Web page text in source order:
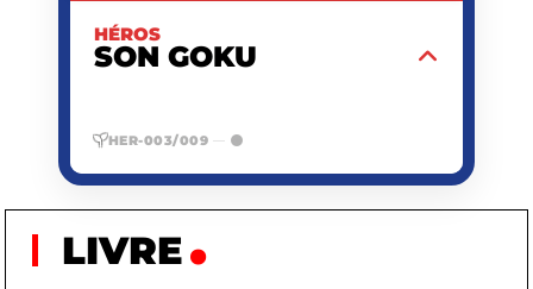
HÉROS
SON GOKU
HER-003/009 —
EN SAVOIR PLUS
LIVRE